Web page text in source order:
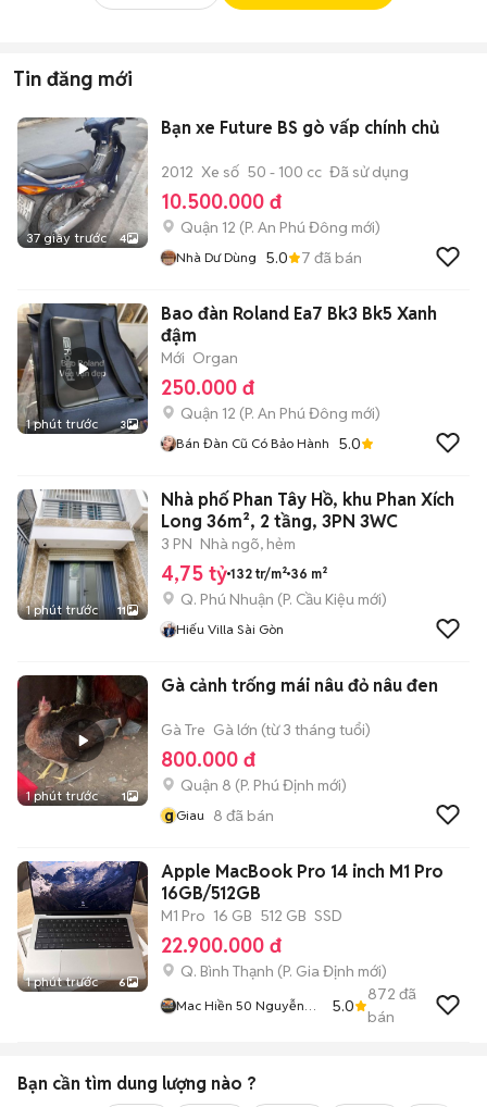
Tin đăng mới
37 giây trước 4
Bạn xe Future BS gò vấp chính chủ
2012 Xe số 50 - 100 cc Đã sử dụng
10.500.000 đ
Quận 12 (P. An Phú Đông mới)
Nhà Dư Dùng 5.0 7 đã bán
1 phút trước 3
Bao đàn Roland Ea7 Bk3 Bk5 Xanh
đậm
Mới Organ
250.000 đ
Quận 12 (P. An Phú Đông mới)
Bán Đàn Cũ Có Bảo Hành 5.0
1 phút trước 11
Nhà phố Phan Tây Hồ, khu Phan Xích
Long 36m², 2 tầng, 3PN 3WC
3 PN Nhà ngõ, hẻm
4,75 tỷ 132 tr/m² 36 m²
Q. Phú Nhuận (P. Cầu Kiệu mới)
Hiếu Villa Sài Gòn
1 phút trước 1
Gà cảnh trống mái nâu đỏ nâu đen
Gà Tre Gà lớn (từ 3 tháng tuổi)
800.000 đ
Quận 8 (P. Phú Định mới)
gGiau 8 đã bán
1 phút trước 6
Apple MacBook Pro 14 inch M1 Pro
16GB/512GB
M1 Pro 16 GB 512 GB SSD
22.900.000 đ
Q. Bình Thạnh (P. Gia Định mới)
Mac Hiền 50 Nguyễn
5.0
872 đã
bán
Bạn cần tìm dung lượng nào ?